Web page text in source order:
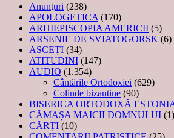
Anunţuri (238)
APOLOGETICA (170)
ARHIEPISCOPIA AMERICII (5)
ARSENIE DE SVIATOGORSK (6)
ASCEȚI (34)
ATITUDINI (147)
AUDIO (1.354)
Cântările Ortodoxiei (629)
Colinde bizantine (90)
BISERICA ORTODOXĂ
CĂMAȘA MAICII DOMNULUI (1)
CĂRȚI (10)